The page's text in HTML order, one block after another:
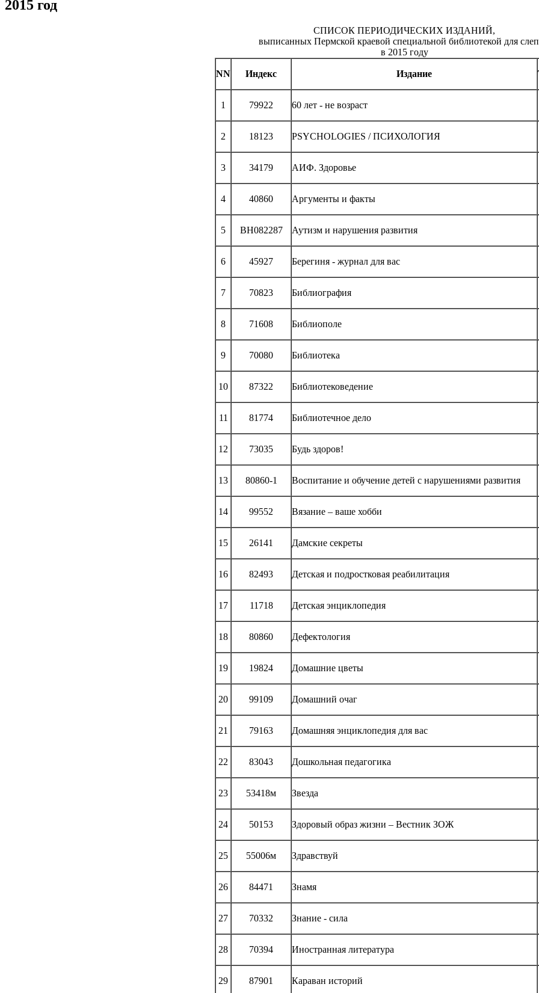
2015 год
СПИСОК ПЕРИОДИЧЕСКИХ ИЗДАНИЙ,
выписанных Пермской краевой специальной библиотекой для
в 2015 году
NN Индекс Издание
1 79922 60 лет - не возраст
2 18123 PSYCHOLOGIES / ПСИХОЛОГИЯ
3 34179 АИФ. Здоровье
4 40860 Аргументы и факты
5 ВН082287 Аутизм и нарушения развития
6 45927 Берегиня - журнал для вас
7 70823 Библиография
8 71608 Библиополе
9 70080 Библиотека
10 87322 Библиотековедение
11 81774 Библиотечное дело
12 73035 Будь здоров!
13 80860-1 Воспитание и обучение детей с нарушениями развития
14 99552 Вязание – ваше хобби
15 26141 Дамские секреты
16 82493 Детская и подростковая реабилитация
17 11718 Детская энциклопедия
18 80860 Дефектология
19 19824 Домашние цветы
20 99109 Домашний очаг
21 79163 Домашняя энциклопедия для вас
22 83043 Дошкольная педагогика
23 53418м Звезда
24 50153 Здоровый образ жизни – Вестник ЗОЖ
25 55006м Здравствуй
26 84471 Знамя
27 70332 Знание - сила
28 70394 Иностранная литература
29 87901 Караван историй